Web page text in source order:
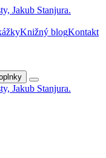
Knižný blogKontakt